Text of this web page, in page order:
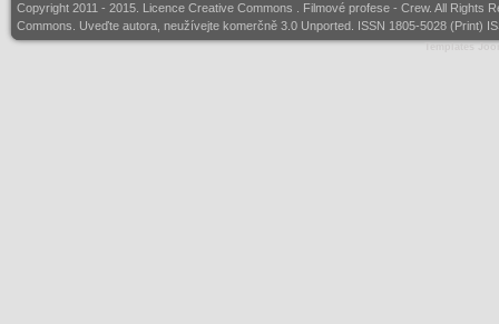
Copyright 2011 - 2015. Licence Creative Commons
. Filmové profese - Crew. All Rights
Commons. Uveďte autora, neužívejte komerčně 3.0 Unported. ISSN 1805-5028 (Print)
Templates